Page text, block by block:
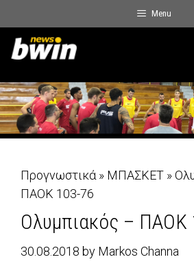
to
content
Menu
Προγνωστικά » ΜΠΑΣΚΕΤ »
ΠΑΟΚ 103-76
Ολυμπιακός – ΠΑΟΚ
30.08.2018 by Markos Channa